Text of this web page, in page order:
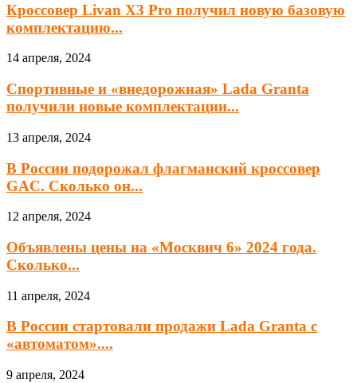
Кроссовер Livan X3 Pro получил новую базовую
комплектацию...
14 апреля, 2024
Спортивные и «внедорожная» Lada Granta
получили новые комплектации...
13 апреля, 2024
В России подорожал флагманский кроссовер
GAC. Сколько он...
12 апреля, 2024
Объявлены цены на «Москвич 6» 2024 года.
Сколько...
11 апреля, 2024
В России стартовали продажи Lada Granta с
«автоматом»....
9 апреля, 2024